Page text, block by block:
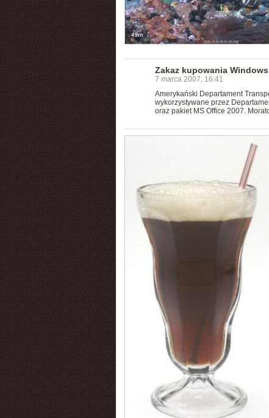
Zakaz kupowania
7 marca 2007, 16:41
Amerykański Departament
wykorzystywane przez
oraz pakiet MS Office 2007.